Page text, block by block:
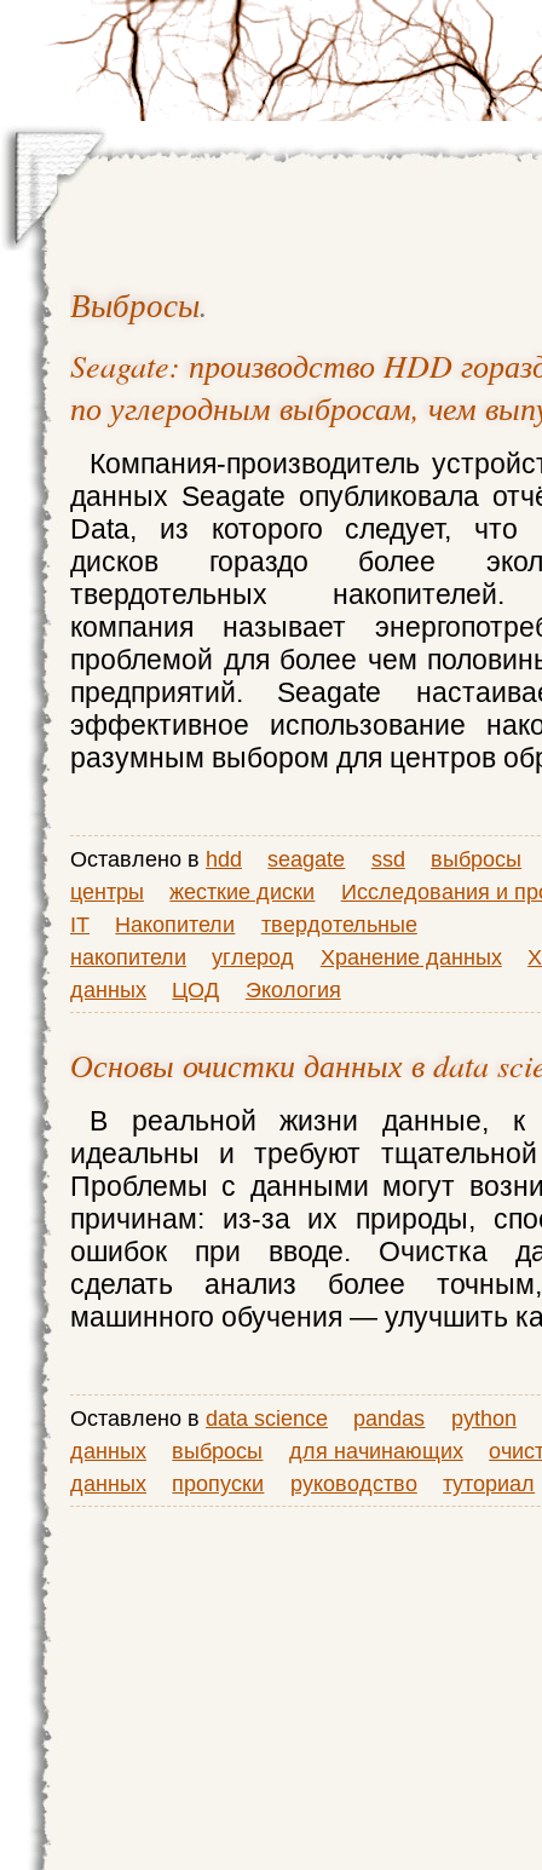
Выбросы.
Seagate: производство HDD
по углеродным выбросам, чем
Компания-производитель
данных Seagate опубликовала
Data, из которого следует, что
дисков гораздо более
твердотельных накопителей.
компания называет
проблемой для более чем
предприятий. Seagate
эффективное использование
разумным выбором для центров
Оставлено в hdd seagate ssd
выбросы
центры
жесткие диски
Исследования и
IT
Накопители
твердотельные
накопители
углерод Хранение данных
данных
ЦОД Экология
Основы очистки данных в data
В реальной жизни данные, к
идеальны и требуют тщательной
Проблемы с данными могут
причинам: из-за их природы,
ошибок при вводе. Очистка
сделать анализ более
машинного обучения — улучшить
Оставлено в data science pandas
python
данных
выбросы для начинающих
данных
пропуски руководство туториал